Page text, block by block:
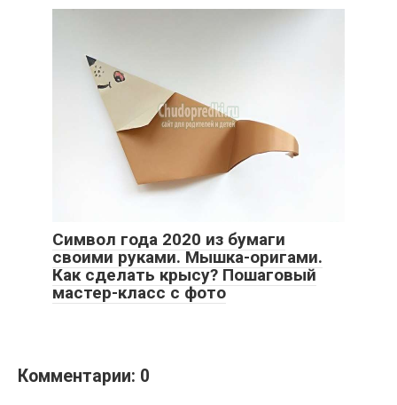
Символ года 2020 из бумаги
своими руками. Мышка-оригами.
Как сделать крысу? Пошаговый
мастер-класс с фото
Комментарии: 0